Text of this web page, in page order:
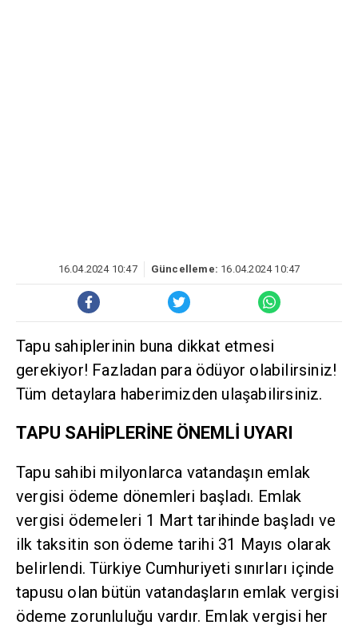
16.04.2024 10:47 Güncelleme: 16.04.2024 10:47
Tapu sahiplerinin buna dikkat etmesi
gerekiyor! Fazladan para ödüyor olabilirsiniz!
Tüm detaylara haberimizden ulaşabilirsiniz.
TAPU SAHİPLERİNE ÖNEMLİ UYARI
Tapu sahibi milyonlarca vatandaşın emlak
vergisi ödeme dönemleri başladı. Emlak
vergisi ödemeleri 1 Mart tarihinde başladı ve
ilk taksitin son ödeme tarihi 31 Mayıs olarak
belirlendi. Türkiye Cumhuriyeti sınırları içinde
tapusu olan bütün vatandaşların emlak vergisi
ödeme zorunluluğu vardır. Emlak vergisi her